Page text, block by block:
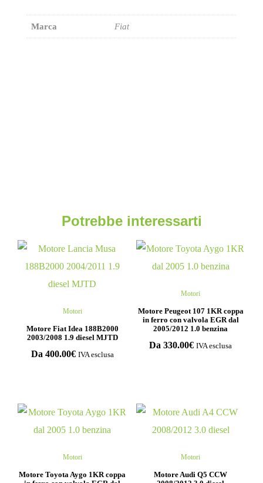
Marca Fiat
Potrebbe interessarti
Motori
Motore Fiat Idea 188B2000
2003/2008 1.9 diesel MJTD
Da 400.00€ IVA esclusa
Motori
Motore Peugeot 107 1KR coppa
in ferro con valvola EGR dal
2005/2012 1.0 benzina
Da 330.00€ IVA esclusa
Motori
Motore Toyota Aygo 1KR coppa
Motori
Motore Audi Q5 CCW